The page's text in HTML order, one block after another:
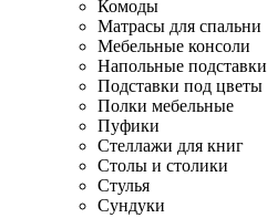
Комоды
Матрасы для спальни
Мебельные консоли
Напольные подставки
Подставки под цветы
Полки мебельные
Пуфики
Стеллажи для книг
Столы и столики
Стулья
Сундуки